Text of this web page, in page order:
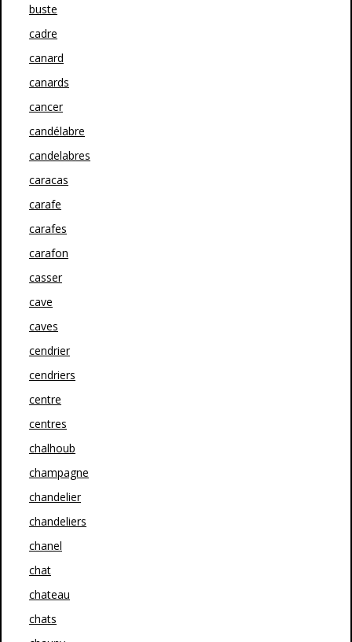
buste
cadre
canard
canards
cancer
candélabre
candelabres
caracas
carafe
carafes
carafon
casser
cave
caves
cendrier
cendriers
centre
centres
chalhoub
champagne
chandelier
chandeliers
chanel
chat
chateau
chats